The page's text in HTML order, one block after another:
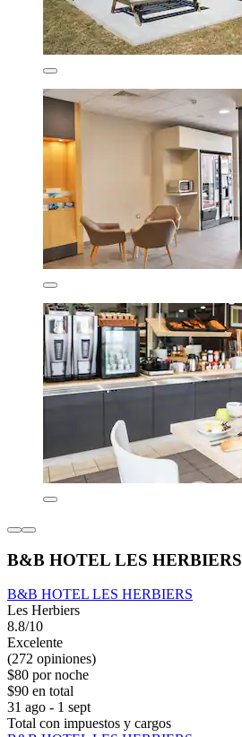
B&B HOTEL LES HERBIERS
B&B HOTEL LES HERBIERS
Les Herbiers
8.8/10
Excelente
(272 opiniones)
$80 por noche
$90 en total
31 ago - 1 sept
Total con impuestos y cargos